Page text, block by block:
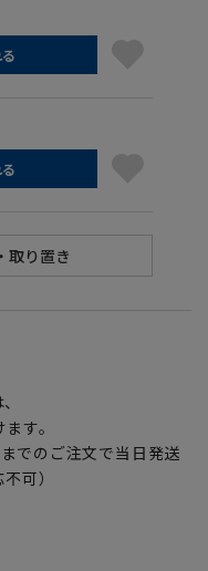
す。
でのご注文で当日発送
可）